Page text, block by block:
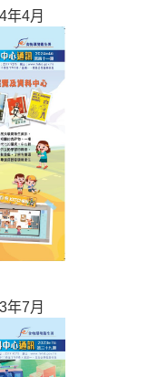
年4月
年7月